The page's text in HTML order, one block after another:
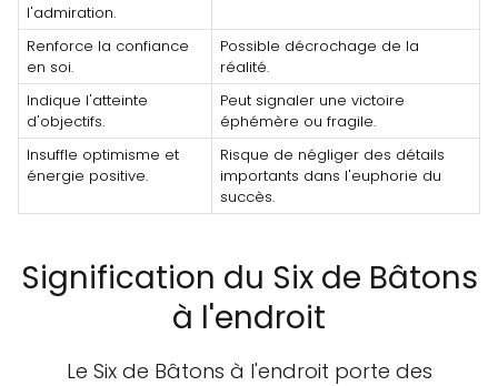
l'admiration.
Renforce la confiance
en soi.
Possible décrochage de la
réalité.
Indique l'atteinte
d'objectifs.
Peut signaler une victoire
éphémère ou fragile.
Insuffle optimisme et
énergie positive.
Risque de négliger des détails
importants dans l'euphorie du
succès.
Signification du Six de Bâtons
à l'endroit
Le Six de Bâtons à l'endroit porte des